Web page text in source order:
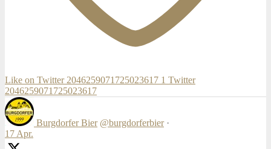
Like on Twitter 2046259071725023617 1 Twitter
2046259071725023617
Burgdorfer Bier @burgdorferbier ·
17 Apr.